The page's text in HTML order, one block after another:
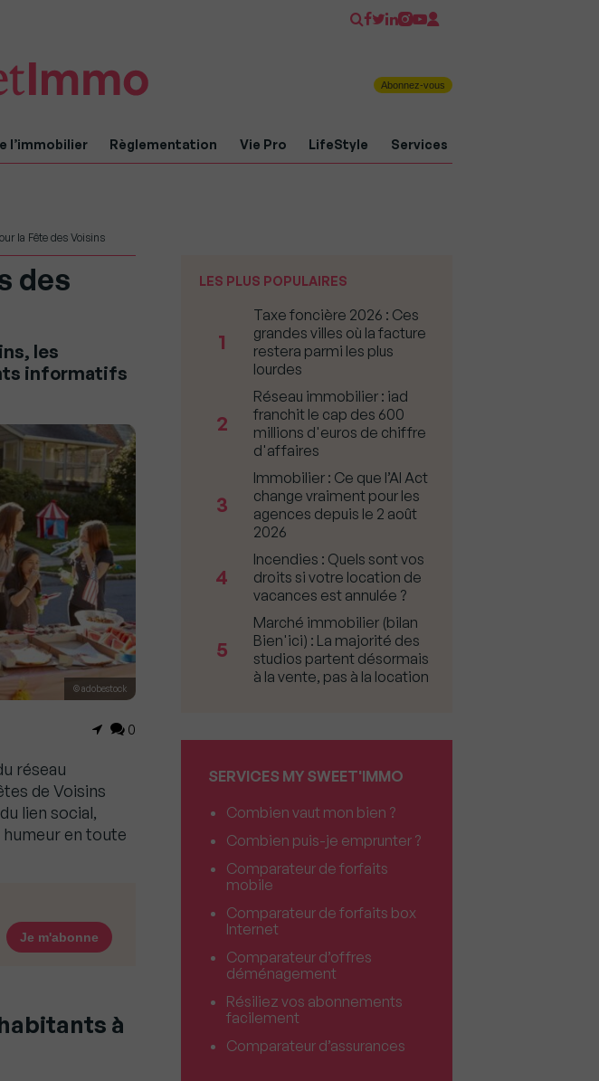
Abonnez-vous
l’immobilier Règlementation Vie Pro LifeStyle Services
la Fête des Voisins
des
les
informatifs
© adobestock
0
réseau
de Voisins
lien social,
en toute
à
LES PLUS POPULAIRES
1
Taxe foncière 2026 : Ces
grandes villes où la facture
restera parmi les plus
lourdes
2
Réseau immobilier : iad
franchit le cap des 600
millions d'euros de chiffre
d'affaires
3
Immobilier : Ce que l’AI Act
change vraiment pour les
agences depuis le 2 août
2026
4
Incendies : Quels sont vos
droits si votre location de
vacances est annulée ?
5
Marché immobilier (bilan
Bien'ici) : La majorité des
studios partent désormais
à la vente, pas à la location
SERVICES MY SWEET'IMMO
Combien vaut mon bien ?
Combien puis-je emprunter ?
Comparateur de forfaits
mobile
Comparateur de forfaits box
Internet
Comparateur d’offres
déménagement
Résiliez vos abonnements
facilement
Comparateur d’assurances